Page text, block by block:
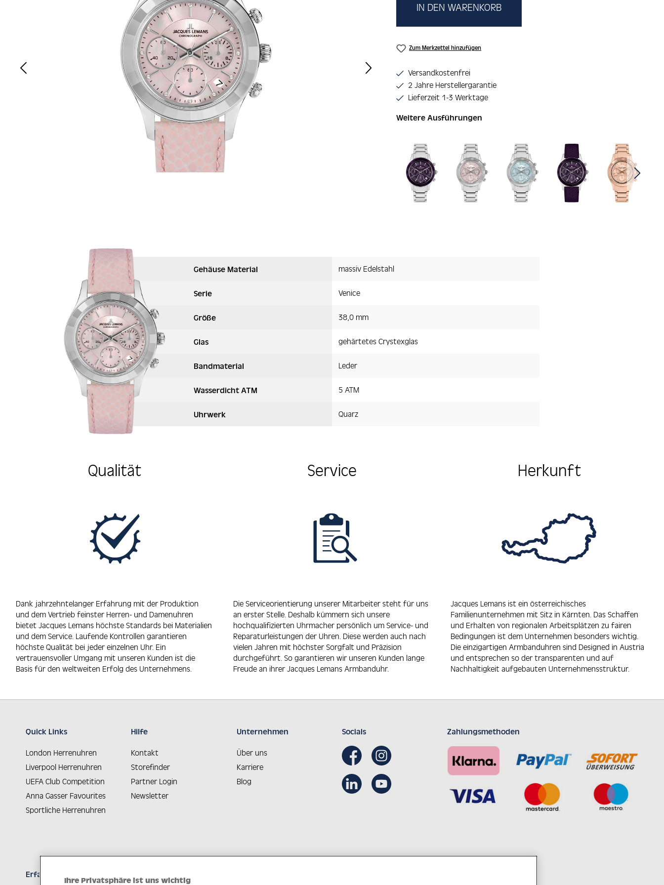
IN DEN WARENKORB
Zum Merkzettel hinzufügen
Versandkostenfrei
2 Jahre Herstellergarantie
Lieferzeit 1-3 Werktage
Weitere Ausführungen
Produktgalerie überspringen
Gehäuse Material massiv Edelstahl
Serie Venice
Größe 38,0 mm
Glas gehärtetes Crystexglas
Bandmaterial Leder
Wasserdicht ATM 5 ATM
Uhrwerk Quarz
Qualität
Dank jahrzehntelanger Erfahrung mit der Produktion
und dem Vertrieb feinster Herren- und Damenuhren
bietet Jacques Lemans höchste Standards bei Materialien
und dem Service. Laufende Kontrollen garantieren
höchste Qualität bei jeder einzelnen Uhr. Ein
vertrauensvoller Umgang mit unseren Kunden ist die
Basis für den weltweiten Erfolg des Unternehmens.
Service
Die Serviceorientierung unserer Mitarbeiter steht für uns
an erster Stelle. Deshalb kümmern sich unsere
hochqualifizierten Uhrmacher persönlich um Service- und
Reparaturleistungen der Uhren. Diese werden auch nach
vielen Jahren mit höchster Sorgfalt und Präzision
durchgeführt. So garantieren wir unseren Kunden lange
Freude an ihrer Jacques Lemans Armbanduhr.
Herkunft
Jacques Lemans ist ein österreichisches
Familienunternehmen mit Sitz in Kärnten. Das Schaffen
und Erhalten von regionalen Arbeitsplätzen zu fairen
Bedingungen ist dem Unternehmen besonders wichtig.
Die einzigartigen Armbanduhren sind Designed in Austria
und entsprechen so der transparenten und auf
Nachhaltigkeit aufgebauten Unternehmensstruktur.
Quick Links
London Herrenuhren
Liverpool Herrenuhren
UEFA Club Competition
Anna Gasser Favourites
Sportliche Herrenuhren
Hilfe
Kontakt
Storefinder
Partner Login
Newsletter
Unternehmen
Über uns
Karriere
Blog
Socials Zahlungsmethoden
Erfahren Sie Neuheiten als Erstes
Ihre Privatsphäre ist uns wichtig